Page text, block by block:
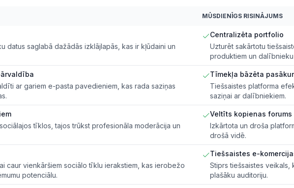
MŪSDIENĪGS RISINĀJUMS
datus saglabā dažādās izklājlapās, kas ir kļūdaini un
Centralizēta portfolio
Uzturēt sakārtotu
produktiem un dalībnieku
ar gariem e-pasta pavedieniem, kas rada saziņas
Tīmekļa bāzēta
Tiešsaistes platforma
saziņai ar dalībniekiem.
tīklos, tajos trūkst profesionāla moderācija un
Veltīts kopienas forums
Izkārtota un droša
drošā vidē.
caur vienkāršiem sociālo tīklu ierakstiem, kas ierobežo
potenciālu.
Tiešsaistes e-
Stiprs tiešsaistes
plašāku auditoriju.